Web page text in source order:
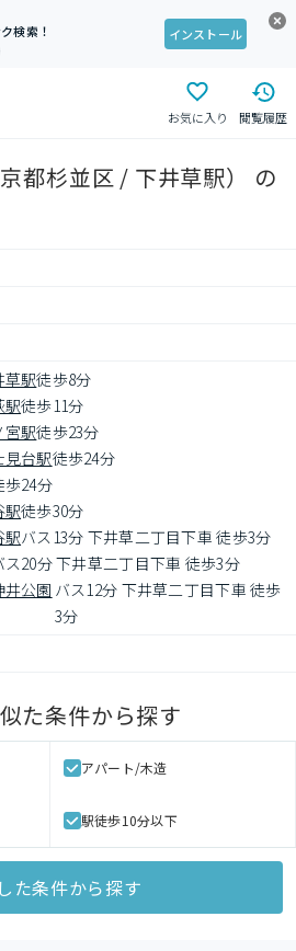
検索！
インストール
お気に入り 閲覧履歴
都杉並区 / 下井草駅） の
草駅徒歩8分
駅徒歩11分
宮駅徒歩23分
台駅徒歩24分
歩24分
駅徒歩30分
駅バス13分 下井草二丁目下車 徒歩3分
ス20分 下井草二丁目下車 徒歩3分
公園 バス12分 下井草二丁目下車 徒歩
3分
た条件から探す
アパート/木造
駅徒歩10分以下
た条件から探す